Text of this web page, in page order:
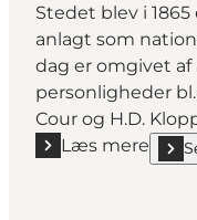
Stedet blev i
anlagt som
dag er omgivet
personligheder
Cour og H.D.
Læs mere
Læs mere